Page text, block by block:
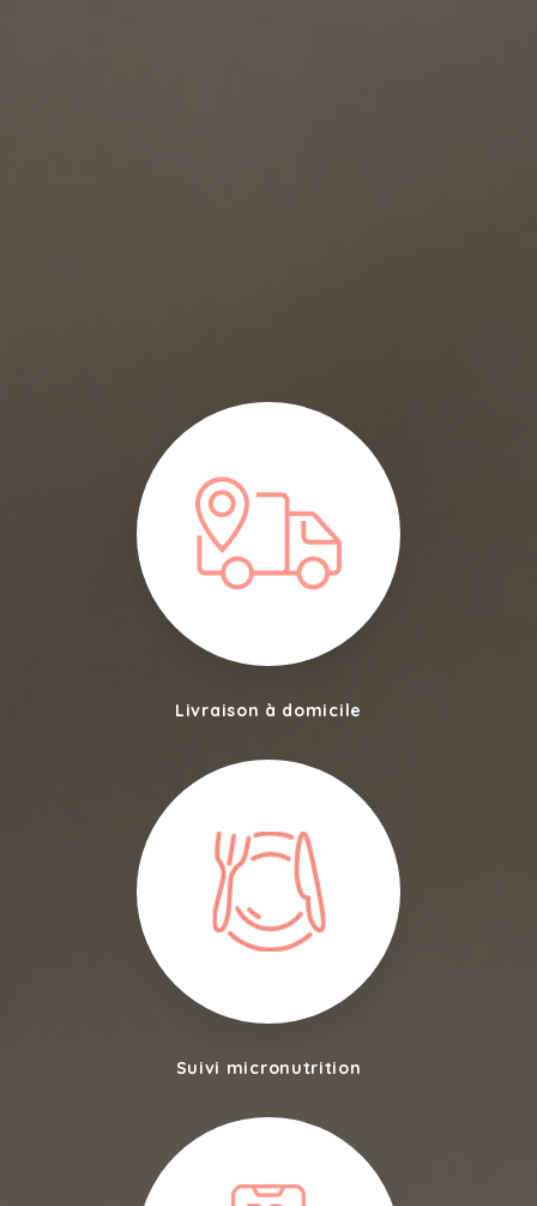
Livraison à domicile
Suivi micronutrition